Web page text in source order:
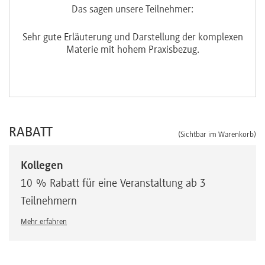
Das sagen unsere Teilnehmer:
Sehr gute Erläuterung und Darstellung der komplexen
Materie mit hohem Praxisbezug.
RABATT (Sichtbar im Warenkorb)
Kollegen
10 % Rabatt für eine Veranstaltung ab 3
Teilnehmern
Mehr erfahren